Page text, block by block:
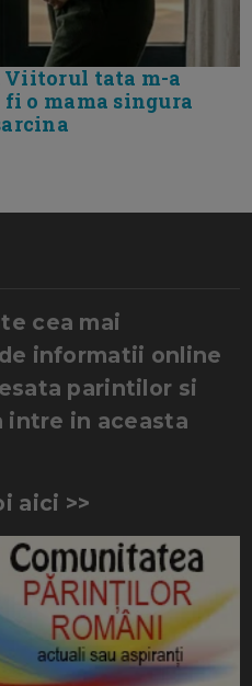
Viitorul tata m-a
o mama singura
cea mai
informatii online
parintilor si
intre in aceasta
aici >>